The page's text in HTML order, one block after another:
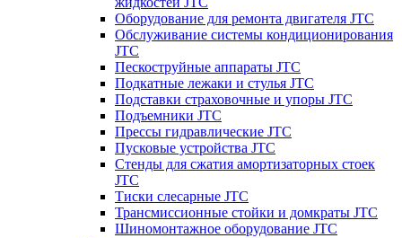
Оборудование для ремонта двигателя JTC
Обслуживание системы кондиционирования
JTC
Пескоструйные аппараты JTC
Подкатные лежаки и стулья JTC
Подставки страховочные и упоры JTC
Подъемники JTC
Прессы гидравлические JTC
Пусковые устройства JTC
Стенды для сжатия амортизаторных стоек
JTC
Тиски слесарные JTC
Трансмиссионные стойки и домкраты JTC
Шиномонтажное оборудование JTC